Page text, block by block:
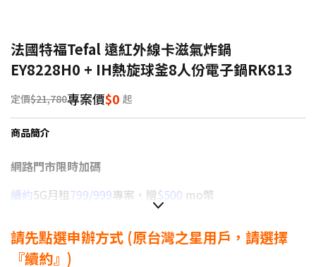
法國特福Tefal 遠紅外線卡滋氣炸鍋
EY8228H0 + IH熱旋球釜8人份電子鍋RK813
定價$21,780專案價$0 起
商品簡介
網路門市限時加碼
續約5G月租799/999專案，贈$500 mo幣
新申請/攜碼
599/799 專案，贈
請先點選申辦方式 (原台灣之星用戶，請選擇
『續約』)